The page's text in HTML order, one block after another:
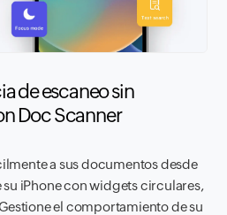
de escaneo sin
Doc Scanner
a sus documentos desde
iPhone con widgets circulares,
el comportamiento de su